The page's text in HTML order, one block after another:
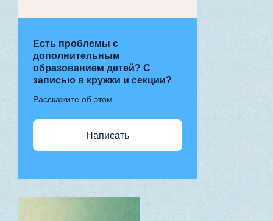
Есть проблемы с
дополнительным
образованием детей? С
записью в кружки и секции?
Расскажите об этом
Написать